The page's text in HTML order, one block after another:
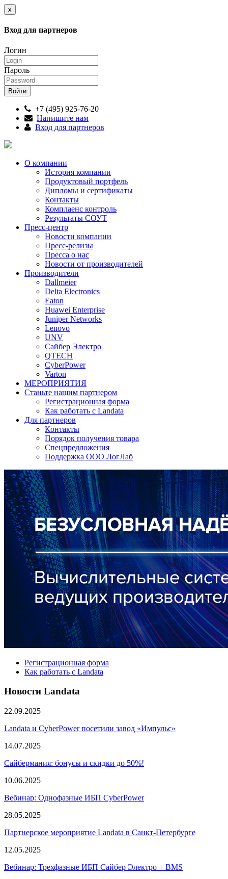
x
Вход для партнеров
Логин
Пароль
+7 (495) 925-76-20
Напишите нам
Вход для партнеров
О компании
История компании
Продуктовый портфель
Дипломы и сертификаты
Контакты
Комплаенс контроль
Результаты СОУТ
Пресс-центр
Новости компании
Пресс-релизы
Пресса о нас
Новости от производителей
Производители
Dallmeier
Delta Electronics
Eaton
Huawei Enterprise
Juniper Networks
Lenovo
UNV
Сайбер Электро
QTECH
CyberPower
Varton
МЕРОПРИЯТИЯ
Станьте нашим партнером
Регистрационная форма
Как работать с Landata
Для партнеров
Кoнтaкты
Порядок получения товара
Спецпредложения
Поддержка ООО ЛогЛаб
Регистрационная форма
Как работать с Landata
Новости Landata
22.09.2025
Landata и CyberPower посетили завод «Импульс»
14.07.2025
Сайбермания: бонусы и скидки до 50%!
10.06.2025
Вебинар: Однофазные ИБП CyberPower
28.05.2025
Партнерское мероприятие Landata в Санкт-Петербурге
12.05.2025
Вебинар: Трехфазные ИБП Сайбер Электро + BMS